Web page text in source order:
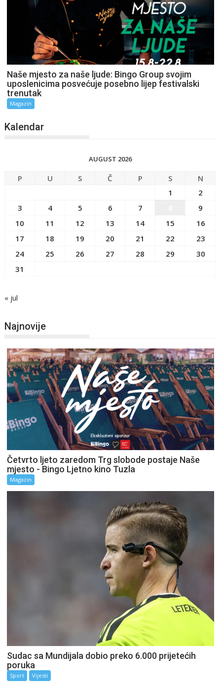
Naše mjesto za naše ljude: Bingo Group svojim
uposlenicima posvećuje posebno lijep festivalski
trenutak
Magazin
Kalendar
AUGUST 2026
P U S Č P S
N
1
2
3
4 5 6 7
9
10
11 12 13 14 15
16
17
18 19 20 21 22
23
24
25 26 27 28 29
30
31
« jul
Najnovije
Četvrto ljeto zaredom Trg slobode postaje Naše
mjesto - Bingo Ljetno kino Tuzla
Magazin
Sudac sa Mundijala dobio preko 6.000 prijetećih
poruka
Sport Vijesti